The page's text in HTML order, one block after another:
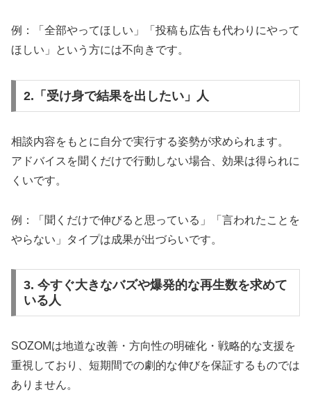
例：「全部やってほしい」「投稿も広告も代わりにやって
ほしい」という方には不向きです。
2.「受け身で結果を出したい」人
相談内容をもとに自分で実行する姿勢が求められます。
アドバイスを聞くだけで行動しない場合、効果は得られに
くいです。
例：「聞くだけで伸びると思っている」「言われたことを
やらない」タイプは成果が出づらいです。
3. 今すぐ大きなバズや爆発的な再生数を求めて
いる人
SOZOMは地道な改善・方向性の明確化・戦略的な支援を
重視しており、短期間での劇的な伸びを保証するものでは
ありません。